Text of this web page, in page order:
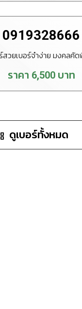
สั่งซื้อ
0919328666
ราคา 6,500บาท
ดูเบอร์ทั้งหมด